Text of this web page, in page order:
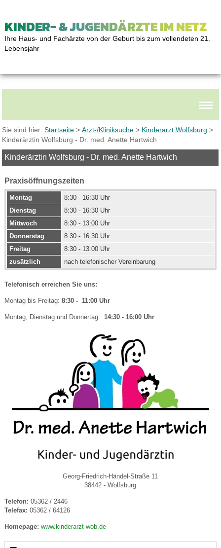
KINDER- & JUGENDÄRZTE IM NETZ
Ihre Haus- und Fachärzte von der Geburt bis zum vollendeten 21.
Lebensjahr
Sie sind hier:Startseite >Arzt-/Kliniksuche > Kinderarzt Wolfsburg >
Kinderärztin Wolfsburg - Dr. med. Anette Hartwich
Kinderärztin Wolfsburg - Dr. med. Anette Hartwich
Praxisöffnungszeiten
Montag
8:30 - 16:30 Uhr
Dienstag
8:30 - 16:30 Uhr
Mittwoch
8:30 - 13:00 Uhr
Donnerstag
8:30 - 16:30 Uhr
Freitag
8:30 - 13:00 Uhr
zusätzlich
nach telefonischer Vereinbarung
Telefonisch erreichen Sie uns:
Montag bis Freitag: 8:30 - 11:00 Uhr
Montag, Dienstag und Donnertag: 14:30 - 16:00 Uhr
Georg-Friedrich-Händel-Straße 11
38442 - Wolfsburg
Telefon: 05362 / 2446
Telefax: 05362 / 64126
Homepage: www.kinderarzt-wob.de